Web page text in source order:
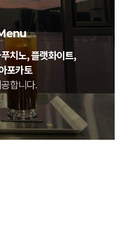
치노, 플랫화이트,
포카토
합니다.